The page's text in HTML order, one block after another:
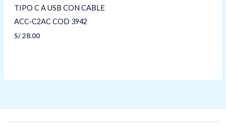
TIPO C A USB CON CABLE
ACC-C2AC COD 3942
S/28.00